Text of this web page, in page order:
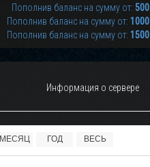
Пополнив баланс на сумму от:
Пополнив баланс на сумму от:
Пополнив баланс на сумму от:
Информация о сервере
МЕСЯЦ ГОД ВЕСЬ